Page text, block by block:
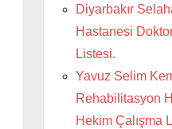
Diyarbakır
Hastanesi
Listesi.
Yavuz Selim
Rehabilitasyon
Hekim Çalışma